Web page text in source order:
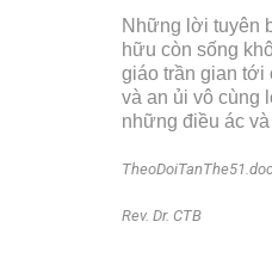
Những lời tuyên
hữu còn sống
giáo trần gian tới
và an ủi vô cùng
những điều ác
Rev. Dr. CTB